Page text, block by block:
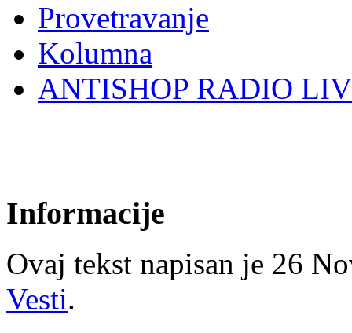
Provetravanje
Kolumna
ANTISHOP RADIO
Informacije
Ovaj tekst napisan je 26
Vesti.